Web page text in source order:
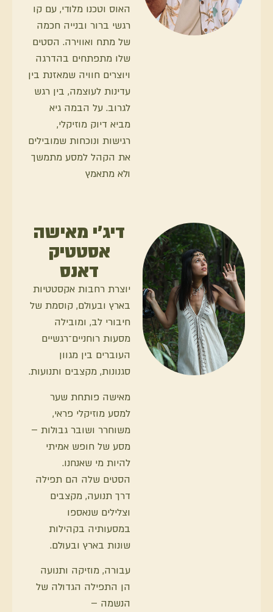
האוס וטכנו מלודי, עם קו
רגשי ברור ובנייה חכמה
של מתח ואווירה. הסטים
שלו מתפתחים בהדרגה
ויוצרים חוויה שמאזנת בין
עדינות לעוצמה, בין רגש
לגרוב. על הבמה גיא
מביא דיוק מוזיקלי,
רגישות ונוכחות שמובילים
את הקהל למסע מתמשך
ולא מתאמץ
דיג׳י מאישה
אסטטיק
דאנס
יוצרת רחבות אקסטטיות
בארץ ובעולם, קוסמת של
חיבורי לב, ומובילה
מסעות רוחניים־רגשיים
העוברים בין מגוון
סגנונות, מקצבים ותנועות.
מאישה פותחת שער
למסע מוזיקלי פראי,
משוחרר ושובר גבולות –
מסע של חופש אמיתי
להיות מי שאנחנו.
הסטים שלה הם תפילה
דרך תנועה, מקצבים
וצלילים שנאספו
במסעותיה בקהילות
שונות בארץ ובעולם.
עבורה, מוזיקה ותנועה
הן התפילה הגדולה של
הנשמה –